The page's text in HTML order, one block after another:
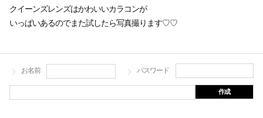
クイーンズレンズはかわいいカラコンが
いっぱいあるのでまた試したら写真撮ります♡♡
お名前 パスワード
作成